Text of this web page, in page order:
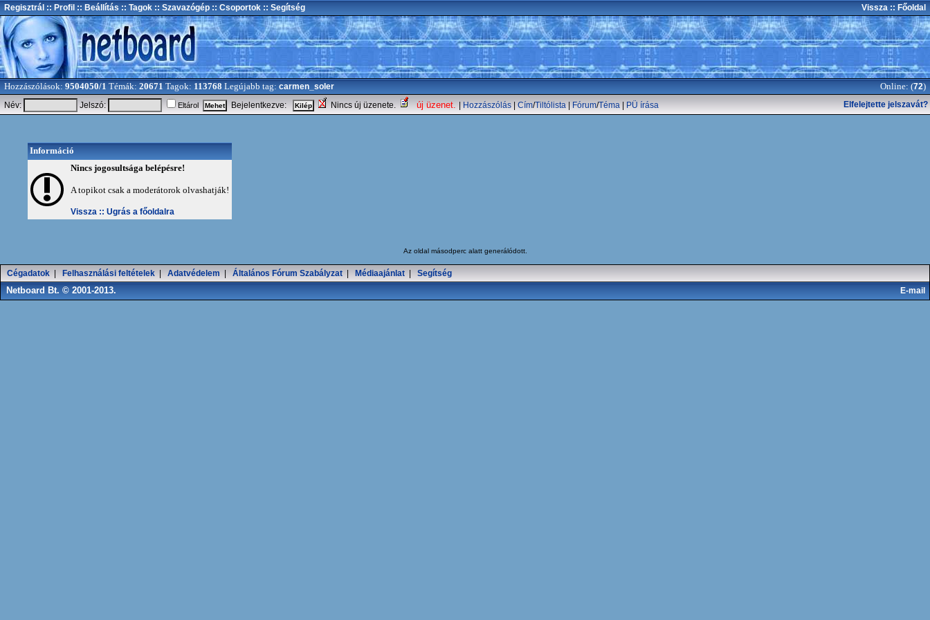
Regisztrál :: Profil :: Beállítás :: Tagok :: Szavazógép :: Csoportok :: Segítség Vissza :: Főoldal
Hozzászólások: 9504050/1 Témák: 20671 Tagok: 113768 Legújabb tag: carmen_soler Online: (72)
Név: Jelszó: Eltárol Bejelentkezve: Nincs új üzenete. új üzenet. Hozzászólás Cím/Tiltólista Fórum/Téma PÜ írása Elfelejtette jelszavát?
Információ
Nincs jogosultsága belépésre!
A topikot csak a moderátorok olvashatják!
Vissza :: Ugrás a főoldalra
Az oldal másodperc alatt generálódott.
Cégadatok Felhasználási feltételek Adatvédelem Általános Fórum Szabályzat Médiaajánlat Segítség
Netboard Bt. © 2001-2013. E-mail